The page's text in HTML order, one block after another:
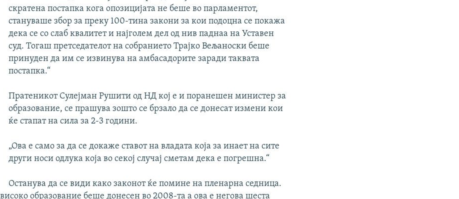
скратена постапка кога опозицијата не беше во парламентот,
стануваше збор за преку 100-тина закони за кои подоцна се покажа
дека се со слаб квалитет и најголем дел од нив паднаа на Уставен
суд. Тогаш претседателот на собранието Трајко Вељаноски беше
принуден да им се извинува на амбасадорите заради таквата
постапка.“
Пратеникот Сулејман Рушити од НД кој е и поранешен министер за
образование, се прашува зошто се брзало да се донесат измени кои
ќе стапат на сила за 2-3 години.
„Ова е само за да се докаже ставот на владата која за инает на сите
други носи одлука која во секој случај сметам дека е погрешна.“
Останува да се види како законот ќе помине на пленарна седница.
образование беше донесен во 2008-та а ова е негова шеста